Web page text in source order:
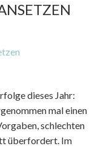
dieses Jahr:
mal einen
schlechten
überfordert. Im